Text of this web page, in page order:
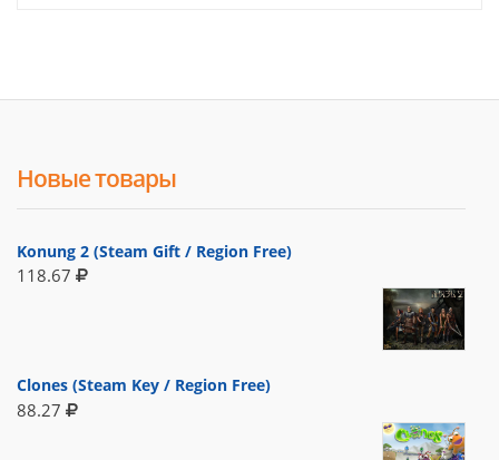
Новые товары
Konung 2 (Steam Gift / Region Free)
118.67
Clones (Steam Key / Region Free)
88.27